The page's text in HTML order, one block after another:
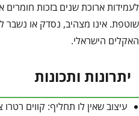
לעמידות ארוכת שנים בזכות חומרים
שוטפת. אינו מצהיב, נסדק או נשבר
האקלים הישראלי.
יתרונות ותכונות
עיצוב שאין לו תחליף: קווים